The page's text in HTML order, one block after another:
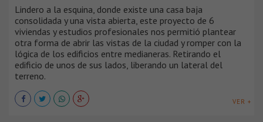
Lindero a la esquina, donde existe una casa baja
consolidada y una vista abierta, este proyecto de 6
viviendas y estudios profesionales nos permitió plantear
otra forma de abrir las vistas de la ciudad y romper con la
lógica de los edificios entre medianeras. Retirando el
edificio de unos de sus lados, liberando un lateral del
terreno.
VER +